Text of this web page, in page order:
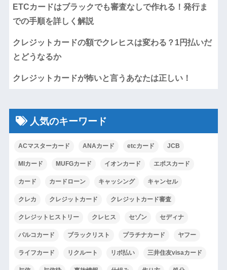
ETCカードはブラックでも審査なしで作れる！発行ま
での手順を詳しく解説
クレジットカードの額でクレヒスは変わる？1円払いだ
とどうなるか
クレジットカードが怖いと言うあなたは正しい！
人気のキーワード
ACマスターカード ANAカード etcカード JCB
MIカード MUFGカード イオンカード エポスカード
カード カードローン キャッシング キャンセル
クレカ クレジットカード クレジットカード審査
クレジットヒストリー クレヒス セゾン セディナ
パルコカード ブラックリスト プラチナカード ヤフー
ライフカード リクルート リボ払い 三井住友visaカード